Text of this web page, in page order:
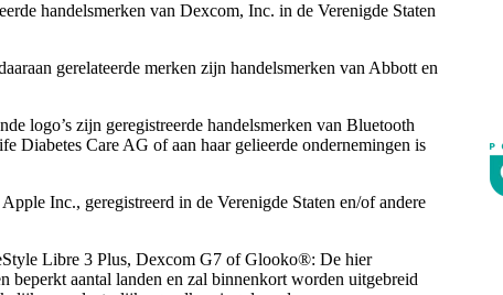
handelsmerken van Dexcom, Inc. in de Verenigde Staten
gerelateerde merken zijn handelsmerken van Abbott en
logo’s zijn geregistreerde handelsmerken van Bluetooth
Diabetes Care AG of aan haar gelieerde ondernemingen is
Inc., geregistreerd in de Verenigde Staten en/of andere
Libre 3 Plus, Dexcom G7 of Glooko®: De hier
beperkt aantal landen en zal binnenkort worden uitgebreid